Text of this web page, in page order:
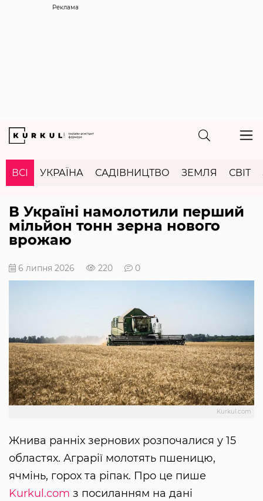
Реклама
ВСІ УКРАЇНА САДІВНИЦТВО ЗЕМЛЯ СВІТ
В Україні намолотили перший
мільйон тонн зерна нового
врожаю
6 липня 2026 220 0
Kurkul.com
Жнива ранніх зернових розпочалися у 15
областях. Аграрії молотять пшеницю,
ячмінь, горох та ріпак. Про це пише
Kurkul.com з посиланням на дані